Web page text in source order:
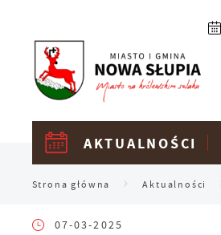
AKTUALNOŚCI
Strona główna Aktualności
07-03-2025